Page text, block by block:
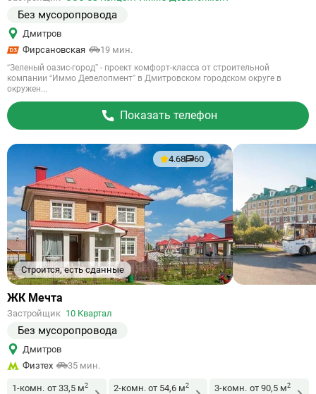
Без мусоропровода
Дмитров
Фирсановская
19 мин.
“Зеленый оазис-город” - проект комфорт-класса от строительной
компании “Иммо Девелопмент” в Дмитровском городском округе в
окружен...
Показать телефон
Строится, есть сданные
4.68 60
Ссылка
объект
ЖК Мечта
Застройщик 10 Квартал
Без мусоропровода
Дмитров
Физтех
35 мин.
1-комн. от 33,5 м2 2-комн. от 54,6 м2 3-комн. от 90,5 м2